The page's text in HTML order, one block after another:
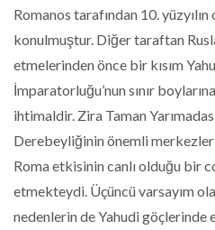
Romanos tarafından 10.
konulmuştur. Diğer taraftan
etmelerinden önce bir kısım
İmparatorluğu’nun sınır
ihtimaldir. Zira Taman
Derebeyliğinin önemli
Roma etkisinin canlı olduğu bir
etmekteydi. Üçüncü varsayım
nedenlerin de Yahudi göçlerinde